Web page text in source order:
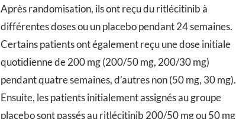
Après randomisation, ils ont reçu du ritlécitinib à
différentes doses ou un placebo pendant 24 semaines.
Certains patients ont également reçu une dose initiale
quotidienne de 200 mg (200/50 mg, 200/30 mg)
pendant quatre semaines, d’autres non (50 mg, 30 mg).
Ensuite, les patients initialement assignés au groupe
placebo sont passés au ritlécitinib 200/50 mg ou 50 mg